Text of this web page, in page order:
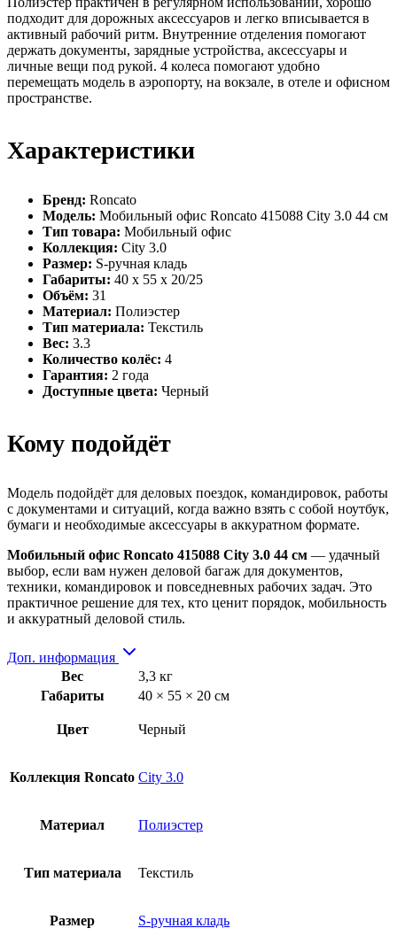
подходит для дорожных аксессуаров и легко вписывается в
активный рабочий ритм. Внутренние отделения помогают
держать документы, зарядные устройства, аксессуары и
личные вещи под рукой. 4 колеса помогают удобно
перемещать модель в аэропорту, на вокзале, в отеле и офисном
пространстве.
Характеристики
Бренд: Roncato
Модель: Мобильный офис Roncato 415088 City 3.0 44 см
Тип товара: Мобильный офис
Коллекция: City 3.0
Размер: S-ручная кладь
Габариты: 40 x 55 x 20/25
Объём: 31
Материал: Полиэстер
Тип материала: Текстиль
Вес: 3.3
Количество колёс: 4
Гарантия: 2 года
Доступные цвета: Черный
Кому подойдёт
Модель подойдёт для деловых поездок, командировок, работы
с документами и ситуаций, когда важно взять с собой ноутбук,
бумаги и необходимые аксессуары в аккуратном формате.
Мобильный офис Roncato 415088 City 3.0 44 см — удачный
выбор, если вам нужен деловой багаж для документов,
техники, командировок и повседневных рабочих задач. Это
практичное решение для тех, кто ценит порядок, мобильность
и аккуратный деловой стиль.
Доп. информация
Вес
3,3 кг
Габариты
40 × 55 × 20 см
Цвет Черный
Коллекция Roncato City 3.0
Материал Полиэстер
Тип материала Текстиль
Размер S-ручная кладь